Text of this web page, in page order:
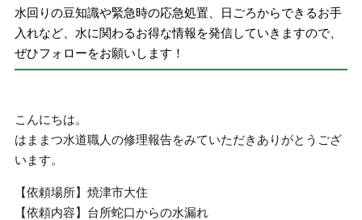
水回りの豆知識や緊急時の応急処置、日ごろからできるお手
入れなど、水に関わるお得な情報を発信していきますので、
ぜひフォローをお願いします！
こんにちは。
はままつ水道職人の修理報告をみていただきありがとうござ
います。
【依頼場所】焼津市大住
【依頼内容】台所蛇口からの水漏れ